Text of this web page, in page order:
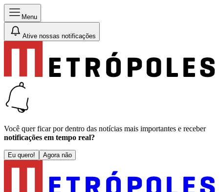
Menu
Ative nossas notificações
Você quer ficar por dentro das notícias mais importantes e receber
notificações em tempo real?
Eu quero! Agora não